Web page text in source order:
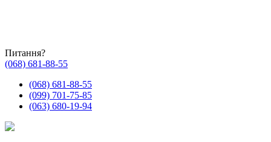
Питання?
(068) 681-88-55
(068) 681-88-55
(099) 701-75-85
(063) 680-19-94